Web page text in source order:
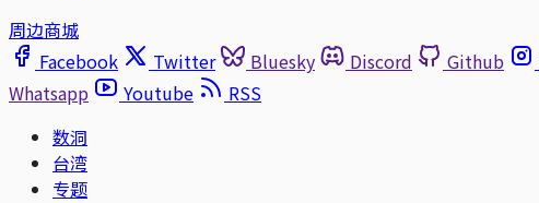
周边商城
Facebook
Twitter Bluesky Discord Github
Whatsapp
Youtube
RSS
数洞
台湾
专题